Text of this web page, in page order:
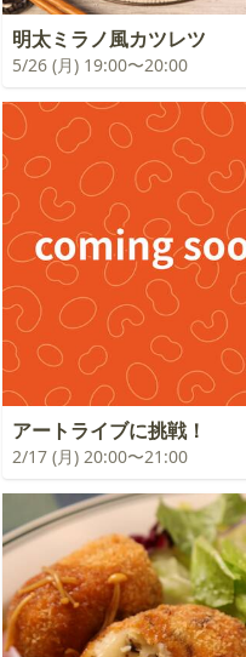
明太ミラノ風カツレツ
5/26 (月) 19:00〜20:00
アートライブに挑戦！
2/17 (月) 20:00〜21:00